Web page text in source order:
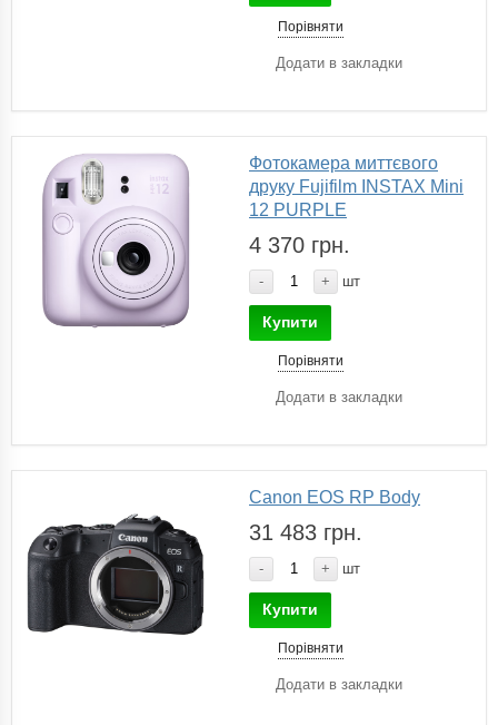
Порівняти
Додати в закладки
Фотокамера миттєвого
друку Fujifilm INSTAX Mini
12 PURPLE
4 370 грн.
- + шт
Купити
Порівняти
Додати в закладки
Canon EOS RP Body
31 483 грн.
- + шт
Купити
Порівняти
Додати в закладки